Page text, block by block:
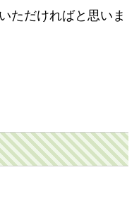
ただければと思いま